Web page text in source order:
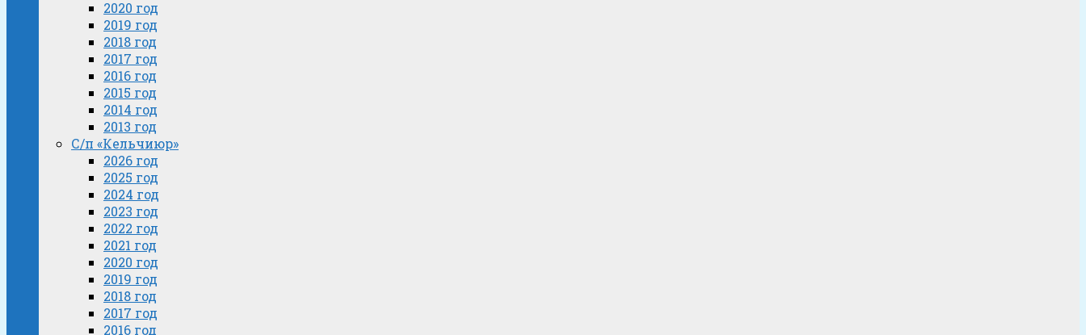
2020 год
2019 год
2018 год
2017 год
2016 год
2015 год
2014 год
2013 год
С/п «Кельчиюр»
2026 год
2025 год
2024 год
2023 год
2022 год
2021 год
2020 год
2019 год
2018 год
2017 год
2016 год